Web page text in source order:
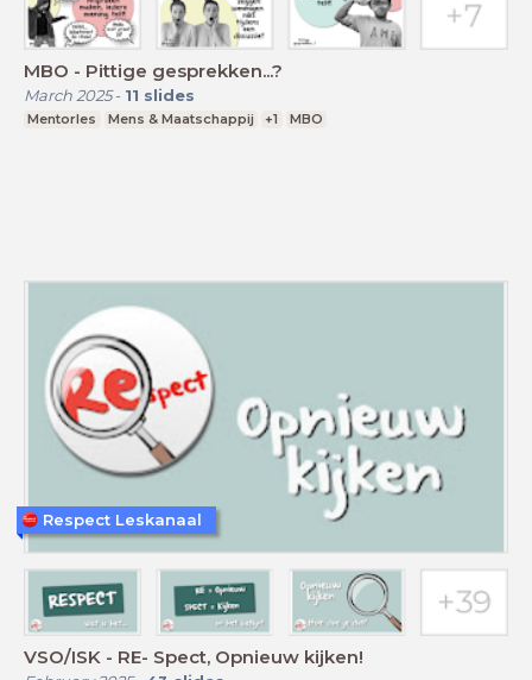
MBO - Pittige gesprekken...?
March 2025- 11 slides
Mentorles Mens & Maatschappij +1 MBO
VSO/ISK - RE- Spect, Opnieuw kijken!
Respect Leskanaal